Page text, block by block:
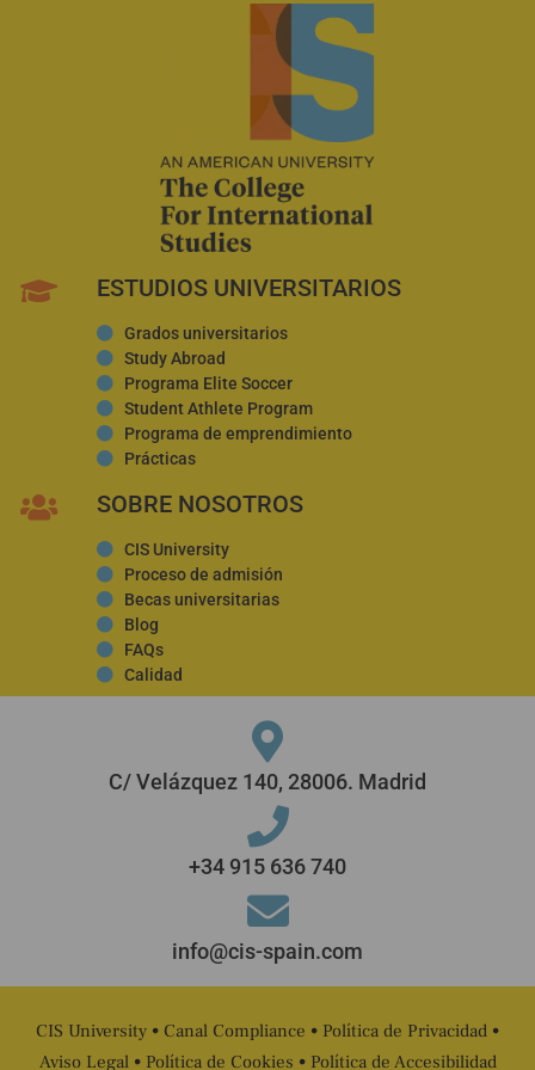
ESTUDIOS UNIVERSITARIOS
Grados universitarios
Study Abroad
Programa Elite Soccer
Student Athlete Program
Programa de emprendimiento
Prácticas
SOBRE NOSOTROS
CIS University
Proceso de admisión
Becas universitarias
Blog
FAQs
Calidad
C/ Velázquez 140, 28006. Madrid
+34 915 636 740
info@cis-spain.com
CIS University • Canal Compliance • Política de Privacidad •
Aviso Legal• Política de Cookies • Política de Accesibilidad